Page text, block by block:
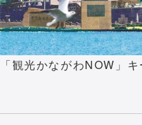
「観光かながわNOW」